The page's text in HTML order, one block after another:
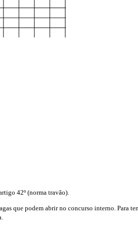
42º (norma travão).
que podem abrir no concurso interno. Para